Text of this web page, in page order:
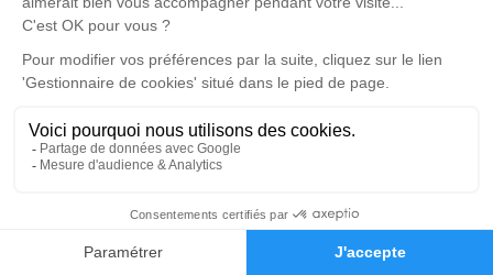
Faire-part Hommages
Un service de plantation d’arbre hommage est
disponible ici.
Je rends hommage
Cérémonie civile
Crématorium de Tergnier Cœur de L’aisne de
Tergnier